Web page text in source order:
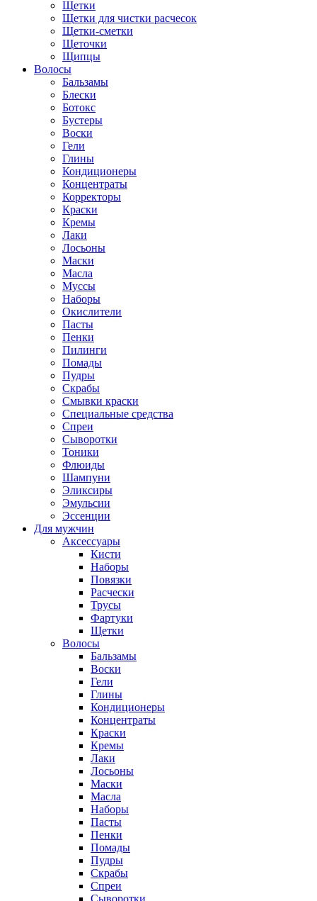
Щетки
Щетки для чистки расчесок
Щетки-сметки
Щеточки
Щипцы
Волосы
Бальзамы
Блески
Ботокс
Бустеры
Воски
Гели
Глины
Кондиционеры
Концентраты
Корректоры
Краски
Кремы
Лаки
Лосьоны
Маски
Масла
Муссы
Наборы
Окислители
Пасты
Пенки
Пилинги
Помады
Пудры
Скрабы
Смывки краски
Специальные средства
Спреи
Сыворотки
Тоники
Флюиды
Шампуни
Эликсиры
Эмульсии
Эссенции
Для мужчин
Аксессуары
Кисти
Наборы
Повязки
Расчески
Трусы
Фартуки
Щетки
Волосы
Бальзамы
Воски
Гели
Глины
Кондиционеры
Концентраты
Краски
Кремы
Лаки
Лосьоны
Маски
Масла
Наборы
Пасты
Пенки
Помады
Пудры
Скрабы
Спреи
Сыворотки